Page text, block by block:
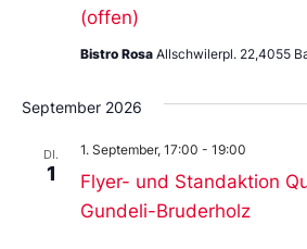
(offen)
Bistro Rosa Allschwilerpl. 22,4055
September 2026
DI.
1
Flyer- und Standaktion
Gundeli-Bruderholz
1. September, 17:00 - 19:00